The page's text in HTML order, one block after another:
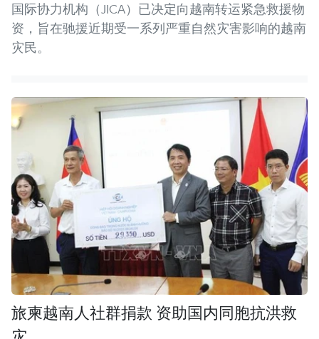
国际协力机构（JICA）已决定向越南转运紧急救援物
资，旨在驰援近期受一系列严重自然灾害影响的越南
灾民。
旅柬越南人社群捐款 资助国内同胞抗洪救